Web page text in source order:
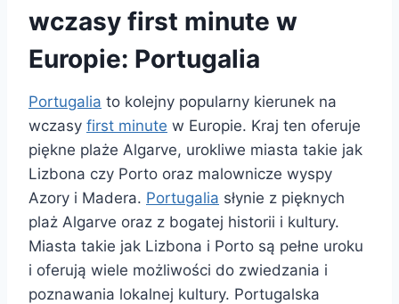
wczasy first minute w
Europie: Portugalia
Portugalia to kolejny popularny kierunek na
wczasy first minute w Europie. Kraj ten oferuje
piękne plaże Algarve, urokliwe miasta takie jak
Lizbona czy Porto oraz malownicze wyspy
Azory i Madera. Portugalia słynie z pięknych
plaż Algarve oraz z bogatej historii i kultury.
Miasta takie jak Lizbona i Porto są pełne uroku
i oferują wiele możliwości do zwiedzania i
poznawania lokalnej kultury. Portugalska